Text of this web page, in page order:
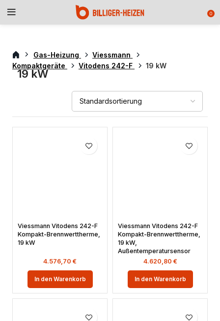
0
Gas-Heizung
Viessmann
Kompaktgeräte
Vitodens 242-F 19 kW
19 kW
Viessmann Vitodens 242-F
Kompakt-Brennwerttherme,
19 kW
4.576,70 €
In den Warenkorb
Viessmann Vitodens 242-F
Kompakt-Brennwerttherme,
19 kW,
Außentemperatursensor
4.620,80 €
In den Warenkorb